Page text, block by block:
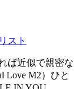
スト
ば近似で親密な
Love M2）ひと